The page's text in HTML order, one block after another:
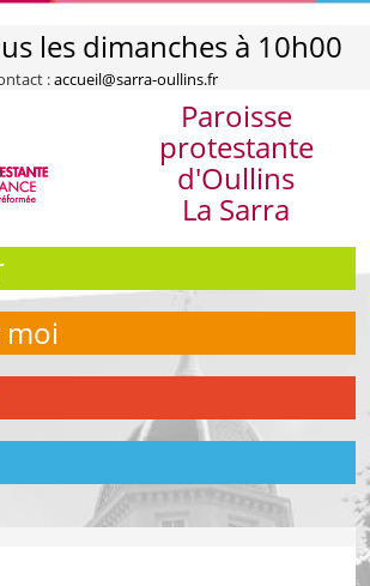
les dimanches à 10h00
:accueil@sarra-oullins.fr
Paroisse
protestante
d'Oullins
La Sarra
moi